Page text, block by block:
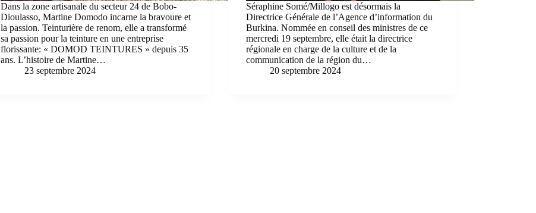
Dans la zone artisanale du secteur 24 de Bobo-
Dioulasso, Martine Domodo incarne la bravoure et
la passion. Teinturière de renom, elle a transformé
sa passion pour la teinture en une entreprise
florissante: « DOMOD TEINTURES » depuis 35
ans. L’histoire de Martine…
23 septembre 2024
Séraphine Somé/Millogo est désormais la
Directrice Générale de l’Agence d’information du
Burkina. Nommée en conseil des ministres de ce
mercredi 19 septembre, elle était la directrice
régionale en charge de la culture et de la
communication de la région du…
20 septembre 2024